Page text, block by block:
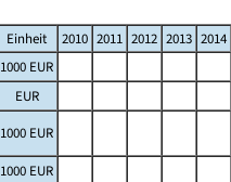
Einheit 2010 2011 2012 2013 2014
1000 EUR
EUR
1000 EUR
1000 EUR